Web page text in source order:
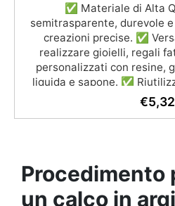
✅ Materiale di Alta
semitrasparente, durevole
creazioni precise. ✅
realizzare gioielli, regali
personalizzati con resine,
liquida e sapone. ✅
Facile da usare e pulire,
e duraturi. ✅
mantenere il materiale
€5,32
Procedimento
un calco in